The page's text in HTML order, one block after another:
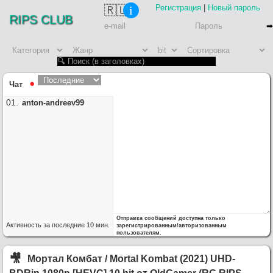
RIPS CLUB
🇷🇺 i Регистрация| Новый пароль
Чат
⚫︎
anton-andreev99
Одиссея понравилась. Стоит в
перспективе рип в коллекцию положить
пожертвование
8/1/2026, 3:07:44 PM : medium163rus, спасибо за
Активность за последние 10 мин.
Отправка сообщений доступна только
зарегистрированным/авторизованным
пользователям.
🎥︎
Мортал Комбат / Mortal Kombat (2021) UHD-